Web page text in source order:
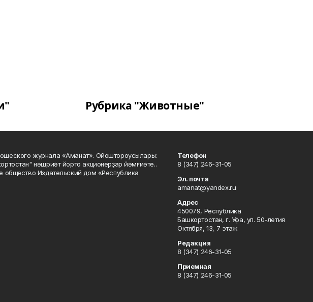
Рубрика "Животные"
журнала «Аманат». Ойоштороусылары:
нәшриәт йорто акционерҙар йәмғиәте..
общество Издательский дом «Республика
Телефон
8 (347) 246-31-05
Эл. почта
amanat@yandex.ru
Адрес
450079, Республика
Башкортостан, г. Уфа, ул. 50-летия
Октября, 13, 7 этаж
Редакция
8 (347) 246-31-05
Приемная
8 (347) 246-31-05